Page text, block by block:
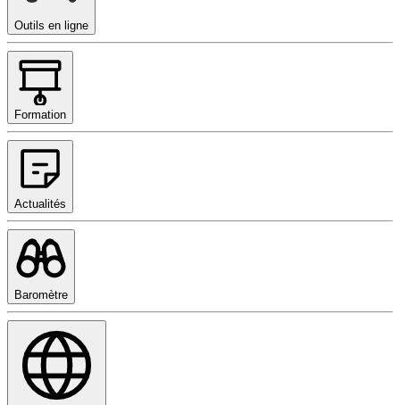
Outils en ligne
Formation
Actualités
Baromètre